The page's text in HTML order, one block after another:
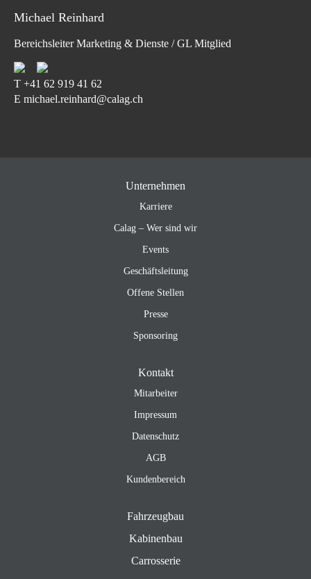
Michael Reinhard
Bereichsleiter Marketing & Dienste / GL Mitglied
T +41 62 919 41 62
E michael.reinhard@calag.ch
Unternehmen
Karriere
Calag – Wer sind wir
Events
Geschäftsleitung
Offene Stellen
Presse
Sponsoring
Kontakt
Mitarbeiter
Impressum
Datenschutz
AGB
Kundenbereich
Fahrzeugbau
Kabinenbau
Carrosserie